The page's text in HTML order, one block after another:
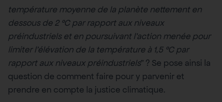
température moyenne de la planète nettement en
dessous de 2 °C par rapport aux niveaux
préindustriels et en poursuivant l’action menée pour
limiter l’élévation de la température à 1,5 °C par
rapport aux niveaux préindustriels” ? Se pose ainsi la
question de comment faire pour y parvenir et
prendre en compte la justice climatique.